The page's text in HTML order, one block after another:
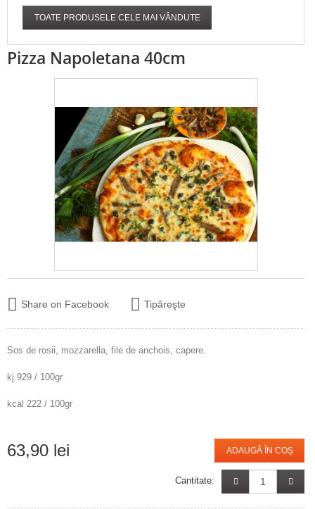
TOATE PRODUSELE CELE MAI VÂNDUTE
Pizza Napoletana 40cm
Share on Facebook Tipăreşte
Sos de rosii, mozzarella, file de anchois, capere.
kj 929 / 100gr
kcal 222 / 100gr
63,90 lei ADAUGĂ ÎN COŞ
Cantitate: